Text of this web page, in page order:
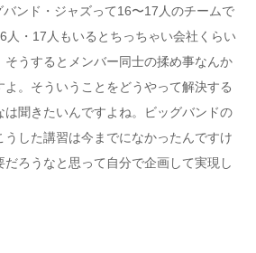
ンド・ジャズって16〜17人のチームで
人・17人もいるとちっちゃい会社くらい
そうするとメンバー同士の揉め事なんか
よ。そういうことをどうやって解決する
聞きたいんですよね。ビッグバンドの
うした講習は今までになかったんですけ
だろうなと思って自分で企画して実現し